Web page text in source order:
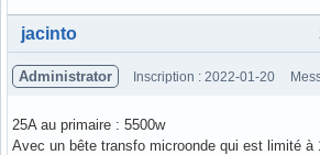
Hors ligne
jacinto
Administrator Inscription : 2022-01-20
25A au primaire : 5500w
Avec un bête transfo microonde qui est limité à